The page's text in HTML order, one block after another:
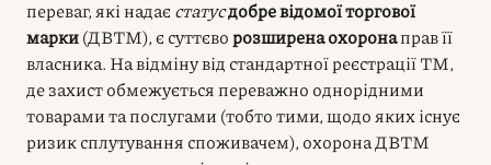
переваг, які надає статусдобре відомої торгової
марки(ДВТМ), є суттєво розширена охоронаправ її
власника. На відміну від стандартної реєстрації ТМ,
де захист обмежується переважно однорідними
товарами та послугами (тобто тими, щодо яких існує
ризик сплутування споживачем), охорона ДВТМ